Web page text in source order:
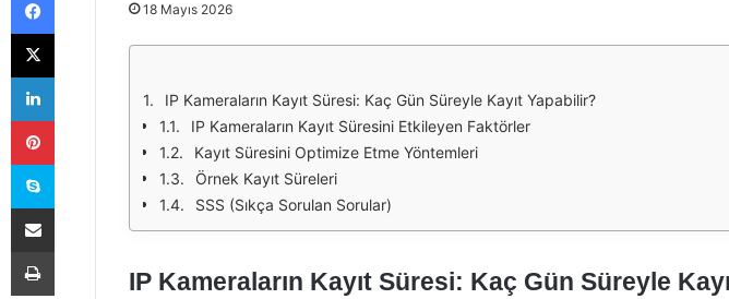
18 Mayıs 2026
IP Kameraların Kayıt Süresi: Kaç Gün Süreyle Kayıt Yapabilir?
IP Kameraların Kayıt Süresini Etkileyen Faktörler
Kayıt Süresini Optimize Etme Yöntemleri
Örnek Kayıt Süreleri
SSS (Sıkça Sorulan Sorular)
IP Kameraların Kayıt Süresi: Kaç Gün Süreyle
X
LinkedIn
Pinterest
Skype
E-Posta ile paylaş